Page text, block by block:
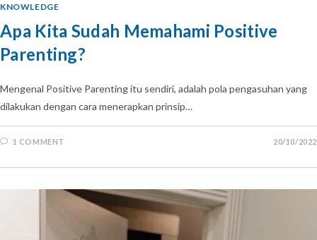
KNOWLEDGE
Apa Kita Sudah Memahami Positive
Parenting?
Mengenal Positive Parenting itu sendiri, adalah pola pengasuhan yang
dilakukan dengan cara menerapkan prinsip…
1 COMMENT 20/10/2022